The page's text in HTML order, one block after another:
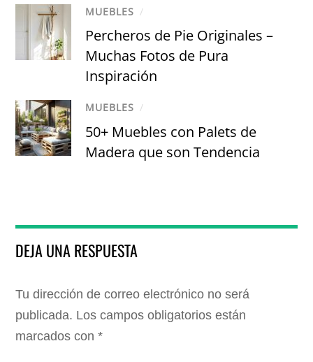
MUEBLES /
Percheros de Pie Originales –
Muchas Fotos de Pura
Inspiración
MUEBLES /
50+ Muebles con Palets de
Madera que son Tendencia
DEJA UNA RESPUESTA
Tu dirección de correo electrónico no será
publicada. Los campos obligatorios están
marcados con*